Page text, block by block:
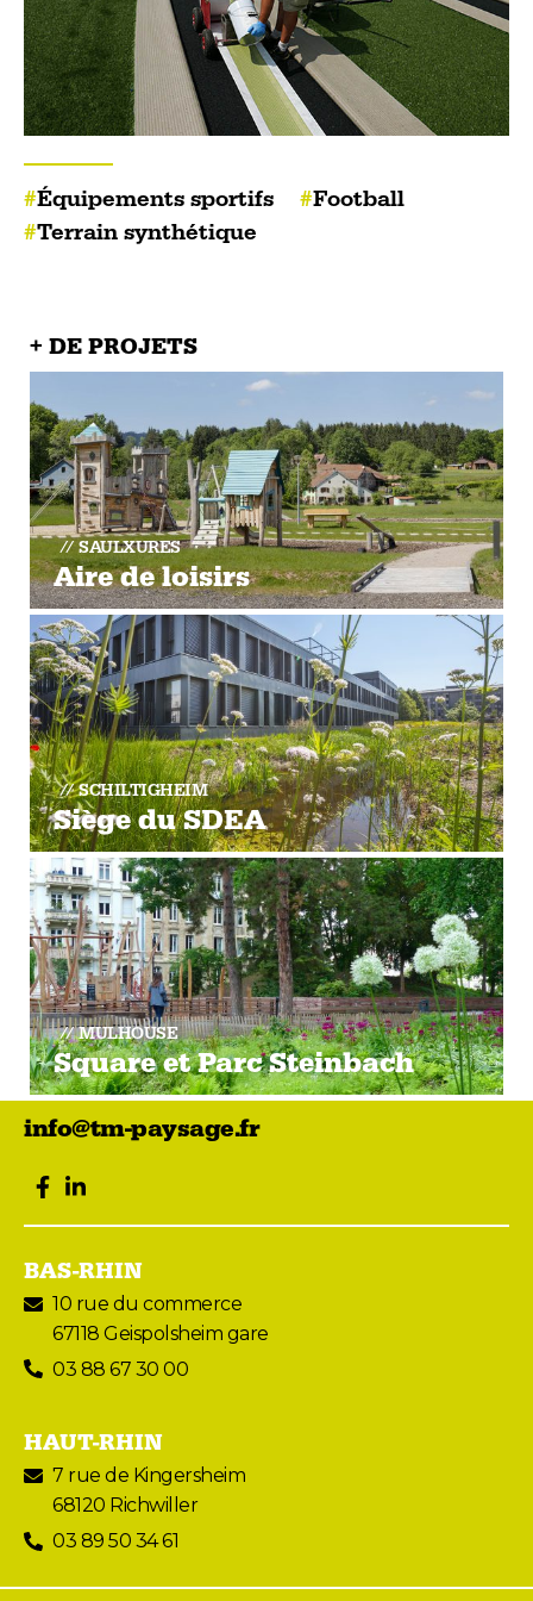
Équipements sportifs
Football
Terrain synthétique
+ DE PROJETS
SAULXURES
Aire de loisirs
SCHILTIGHEIM
Siège du SDEA
MULHOUSE
Square et Parc Steinbach
info@tm-paysage.fr
facebook
LinkedIn
BAS-RHIN
10 rue du commerce
67118 Geispolsheim gare
03 88 67 30 00
HAUT-RHIN
7 rue de Kingersheim
68120 Richwiller
03 89 50 34 61